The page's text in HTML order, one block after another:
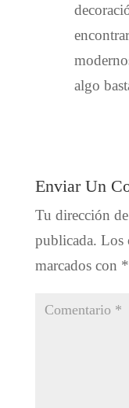
algo
Enviar Un
Tu dirección
publicada. Los
marcados con *